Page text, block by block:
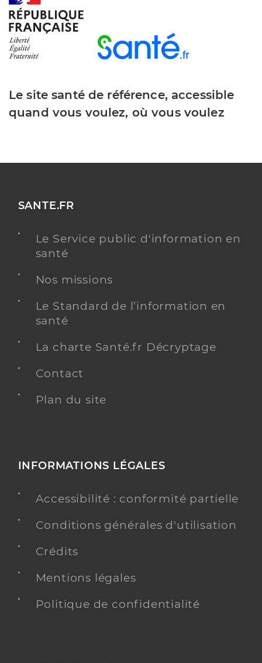
Le site santé de référence, accessible
quand vous voulez, où vous voulez
SANTE.FR
Le Service public d'information en
santé
Nos missions
Le Standard de l’information en
santé
La charte Santé.fr Décryptage
Contact
Plan du site
INFORMATIONS LÉGALES
Accessibilité : conformité partielle
Conditions générales d'utilisation
Crédits
Mentions légales
Politique de confidentialité